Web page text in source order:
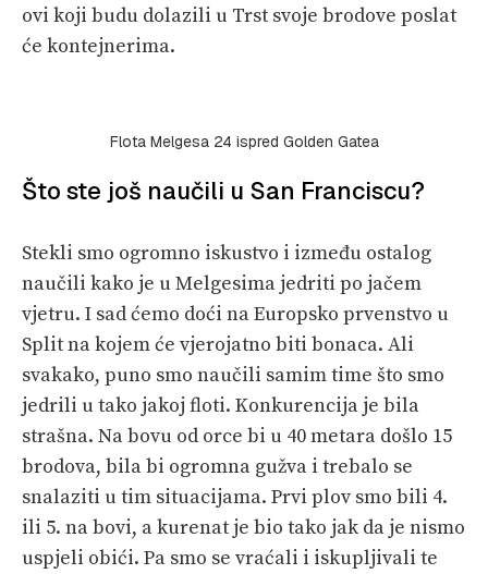
ovi koji budu dolazili u Trst svoje brodove poslat
će kontejnerima.
Flota Melgesa 24 ispred Golden Gatea
Što ste još naučili u San Franciscu?
Stekli smo ogromno iskustvo i između ostalog
naučili kako je u Melgesima jedriti po jačem
vjetru. I sad ćemo doći na Europsko prvenstvo u
Split na kojem će vjerojatno biti bonaca. Ali
svakako, puno smo naučili samim time što smo
jedrili u tako jakoj floti. Konkurencija je bila
strašna. Na bovu od orce bi u 40 metara došlo 15
brodova, bila bi ogromna gužva i trebalo se
snalaziti u tim situacijama. Prvi plov smo bili 4.
ili 5. na bovi, a kurenat je bio tako jak da je nismo
uspjeli obići. Pa smo se vraćali i iskupljivali te